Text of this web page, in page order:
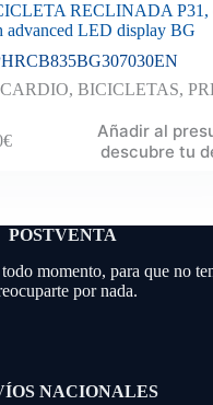
RECLINADA P31,
advanced LED display BG
,BICICLETAS,
€
Añadir al
descubre tu
POSTVENTA
momento, para que no
por nada.
NACIONALES